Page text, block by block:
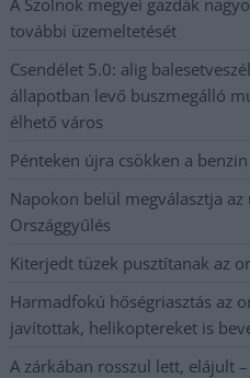
további üzemeltetését
Csendélet 5.0: alig
állapotban levő buszmegálló
élhető város
Pénteken újra csökken a
Napokon belül megválasztja
Országgyűlés
Kiterjedt tüzek pusztítanak az
Harmadfokú hőségriasztás az
javítottak, helikoptereket is
A zárkában rosszul lett, elájult